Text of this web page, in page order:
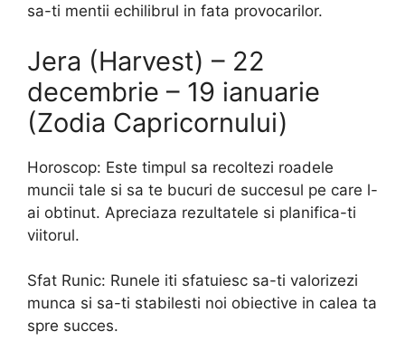
sa-ti mentii echilibrul in fata provocarilor.
Jera (Harvest) – 22
decembrie – 19 ianuarie
(Zodia Capricornului)
Horoscop: Este timpul sa recoltezi roadele
muncii tale si sa te bucuri de succesul pe care l-
ai obtinut. Apreciaza rezultatele si planifica-ti
viitorul.
Sfat Runic: Runele iti sfatuiesc sa-ti valorizezi
munca si sa-ti stabilesti noi obiective in calea ta
spre succes.